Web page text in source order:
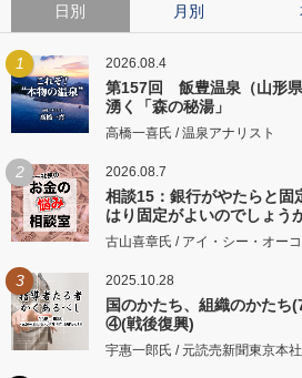
日別 月別
1 2026.08.4
第157回 飯豊温泉（山形
湧く「森の秘湯」
高橋一喜氏 / 温泉アナリスト
2 2026.08.7
相談15：銀行がやたらと固
はり固定がよいのでしょう
古山喜章氏 / アイ・シー・オー
3 2025.10.28
国のかたち、組織のかた
④(戦後復興)
宇惠一郎氏 / 元読売新聞東京本